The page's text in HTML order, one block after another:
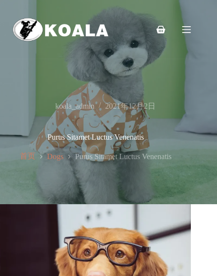
购
车
koala_admin 2021年12月2日
Purus Sitamet Luctus Venenatis
首页 Dogs Purus Sitamet Luctus Venenatis